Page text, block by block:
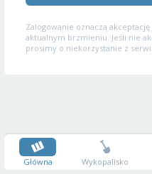
Zalogowanie oznacza akceptację
aktualnym brzmieniu. Jeśli nie
prosimy o niekorzystanie z
Główna Wykopalisko